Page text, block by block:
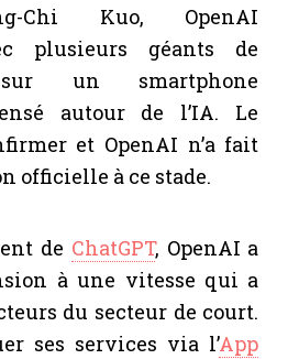
Chi Kuo, OpenAI
plusieurs géants de
sur un smartphone
autour de l’IA. Le
et OpenAI n’a fait
officielle à ce stade.
de ChatGPT, OpenAI a
à une vitesse qui a
du secteur de court.
ses services via l’App